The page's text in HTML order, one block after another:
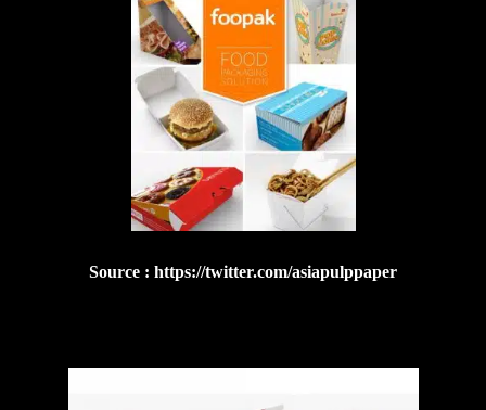
Source : https://twitter.com/asiapulppaper